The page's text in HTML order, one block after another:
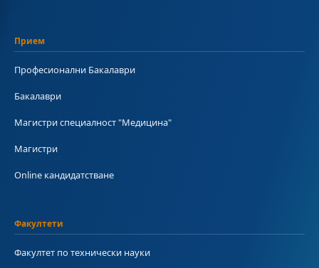
Прием
Професионални Бакалаври
Бакалаври
Магистри специалност "Медицина"
Магистри
Online кандидатстване
Факултети
Факултет по технически науки